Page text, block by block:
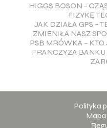
HIGGS BOSON –
FIZYKĘ
JAK DZIAŁA GPS –
ZMIENIŁA NASZ
PSB MRÓWKA –
FRANCZYZA
Polityka
Mapa